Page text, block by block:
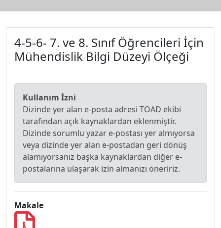
4-5-6- 7. ve 8. Sınıf Öğrencileri İçin
Mühendislik Bilgi Düzeyi Ölçeği
Kullanım İzni
Dizinde yer alan e-posta adresi TOAD ekibi
tarafından açık kaynaklardan eklenmiştir.
Dizinde sorumlu yazar e-postası yer almıyorsa
veya dizinde yer alan e-postadan geri dönüş
alamıyorsanız başka kaynaklardan diğer e-
postalarına ulaşarak izin almanızı öneririz.
Makale